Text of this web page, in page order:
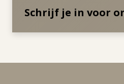
Schrijf je in voor